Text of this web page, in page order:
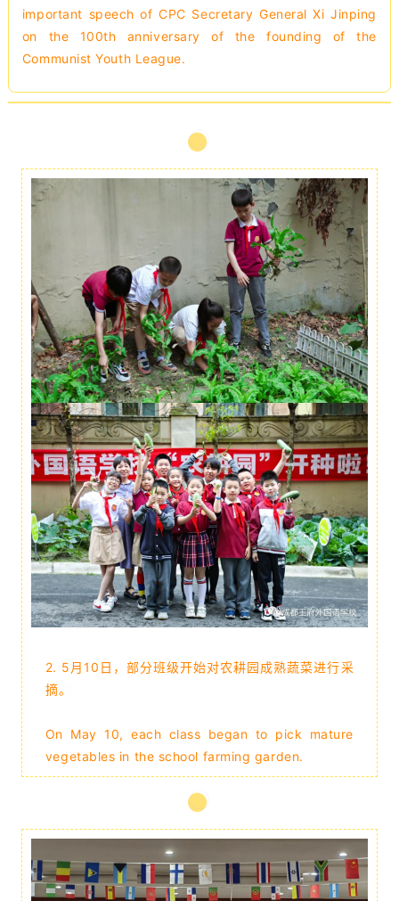
important speech of CPC Secretary General Xi Jinping
on the 100th anniversary of the founding of the
Communist Youth League.
2. 5月10日，部分班级开始对农耕园成熟蔬菜进行采
摘。
On May 10, each class began to pick mature
vegetables in the school farming garden.